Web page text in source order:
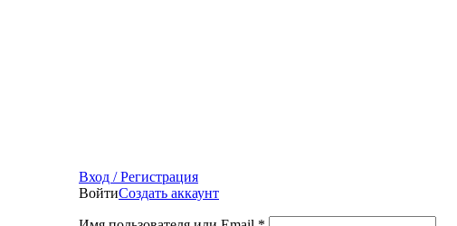
Вход / Регистрация
ВойтиСоздать аккаунт